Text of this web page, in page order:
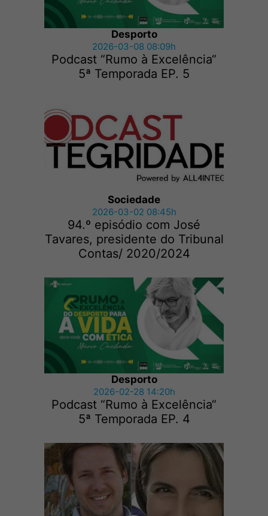
Desporto
2026-03-08 08:09h
Podcast “Rumo à Excelência“
5ª Temporada EP. 5
Sociedade
2026-03-02 08:45h
94.º episódio com José
Tavares, presidente do Tribunal
Contas/ 2020/2024
Desporto
2026-02-28 14:20h
Podcast “Rumo à Excelência“
5ª Temporada EP. 4